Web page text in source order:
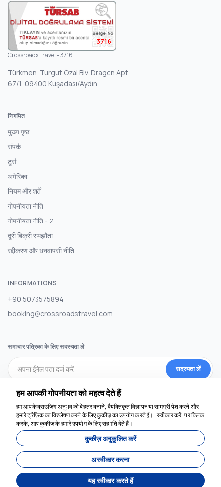
3716
Crossroads Travel - 3716
Türkmen, Turgut Özal Blv. Dragon Apt.
67/1, 09400 Kuşadası/Aydın
निगमित
मुख्य पृष्ठ
संपर्क
टूर्स
अमेरिका
नियम और शर्तें
गोपनीयता नीति
गोपनीयता नीति - 2
दूरी बिक्री समझौता
रद्दीकरण और धनवापसी नीति
INFORMATIONS
+90 5073575894
booking@crossroadstravel.com
समाचार पत्रिका के लिए सदस्यता लें
सदस्यता लें
सामाजिक मीडिया
हम आपकी गोपनीयता को महत्व देते हैं
हम आपके ब्राउज़िंग अनुभव को बेहतर बनाने, वैयक्तिकृत विज्ञापन या सामग्री पेश करने और
हमारे ट्रैफ़िक का विश्लेषण करने के लिए कुकीज़ का उपयोग करते हैं। "स्वीकार करें" पर क्लिक
करके, आप कुकीज़ के हमारे उपयोग के लिए सहमति देते हैं।
कुकीज़ अनुकूलित करें
अस्वीकार करना
यह स्वीकार करते हैं